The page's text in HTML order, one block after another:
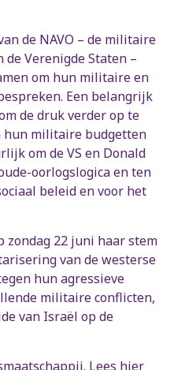
de NAVO – de militaire
Verenigde Staten –
om hun militaire en
Een belangrijk
de druk verder op te
hun militaire budgetten
om de VS en Donald
oorlogslogica en ten
beleid en voor het
zondag 22 juni haar stem
van de westerse
hun agressieve
militaire conflicten,
van Israël op de
Lees hier